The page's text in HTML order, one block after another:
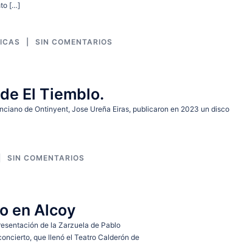
[…]
SIN COMENTARIOS
El Tiemblo.
de Ontinyent, Jose Ureña Eiras, publicaron en 2023 un disco
SIN COMENTARIOS
en Alcoy
de la Zarzuela de Pablo
que llenó el Teatro Calderón de